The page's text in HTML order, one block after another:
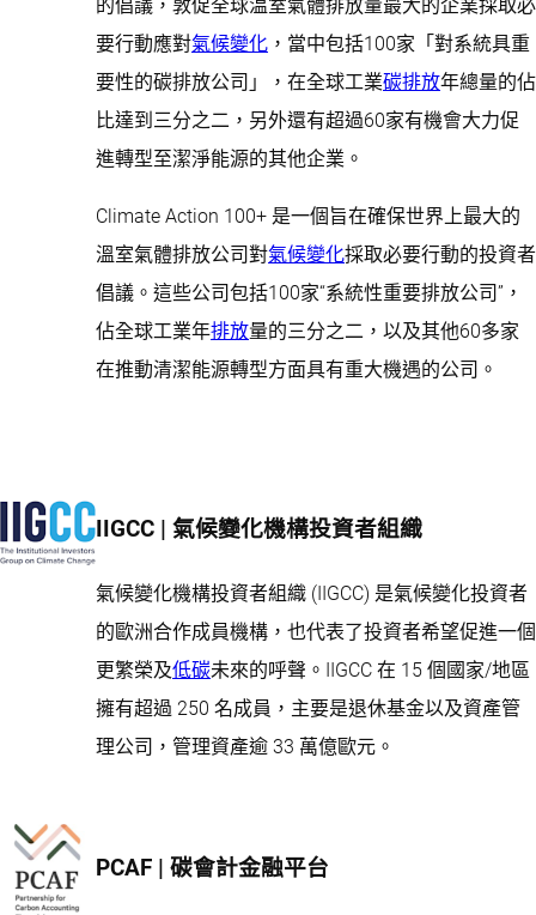
的倡議，敦促全球温室氣體排放量最大的企業採取必
要行動應對氣候變化 ，當中包括100家「對系統具重
要性的碳排放公司」，在全球工業碳排放年總量的佔
比達到三分之二，另外還有超過60家有機會大力促
進轉型至潔淨能源的其他企業。
Climate Action 100+ 是一個旨在確保世界上最大的
溫室氣體排放公司對氣候變化採取必要行動的投資者
倡議。這些公司包括100家“系統性重要排放公司”，
佔全球工業年排放量的三分之二，以及其他60多家
在推動清潔能源轉型方面具有重大機遇的公司。
IIGCC | 氣候變化機構投資者組織
氣候變化機構投資者組織 (IIGCC) 是氣候變化投資者
的歐洲合作成員機構，也代表了投資者希望促進一個
更繁榮及低碳未來的呼聲。IIGCC 在 15 個國家/地區
擁有超過 250 名成員，主要是退休基金以及資產管
理公司，管理資產逾 33 萬億歐元。
PCAF | 碳會計金融平台